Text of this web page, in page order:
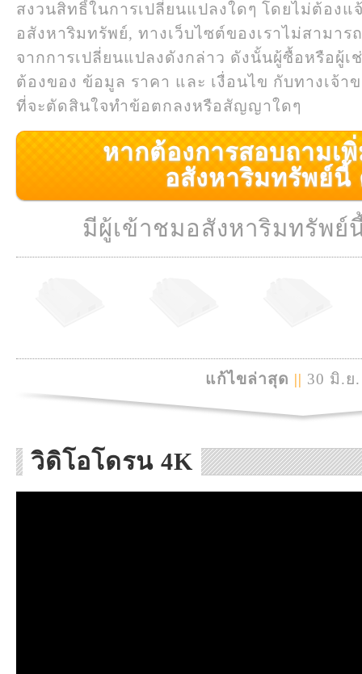
สงวนสิทธิ์ในการเปลี่ยนแปลงใดๆ โดยไม่ต้องแ
อสังหาริมทรัพย์, ทางเว็บไซต์ของเราไม่สามา
จากการเปลี่ยนแปลงดังกล่าว ดังนั้นผู้ซื้อหรือผู้
ต้องของ ข้อมูล ราคา และ เงื่อนไข กับทางเจ้
ที่จะตัดสินใจทำข้อตกลงหรือสัญญาใดๆ
หากต้องการสอบถามเ
อสังหาริมทรัพย์นี้
มีผู้เข้าชมอสังหาริมทรัพย์
แก้ไขล่าสุด || 30 มิ.ย
วิดิโอโดรน 4K